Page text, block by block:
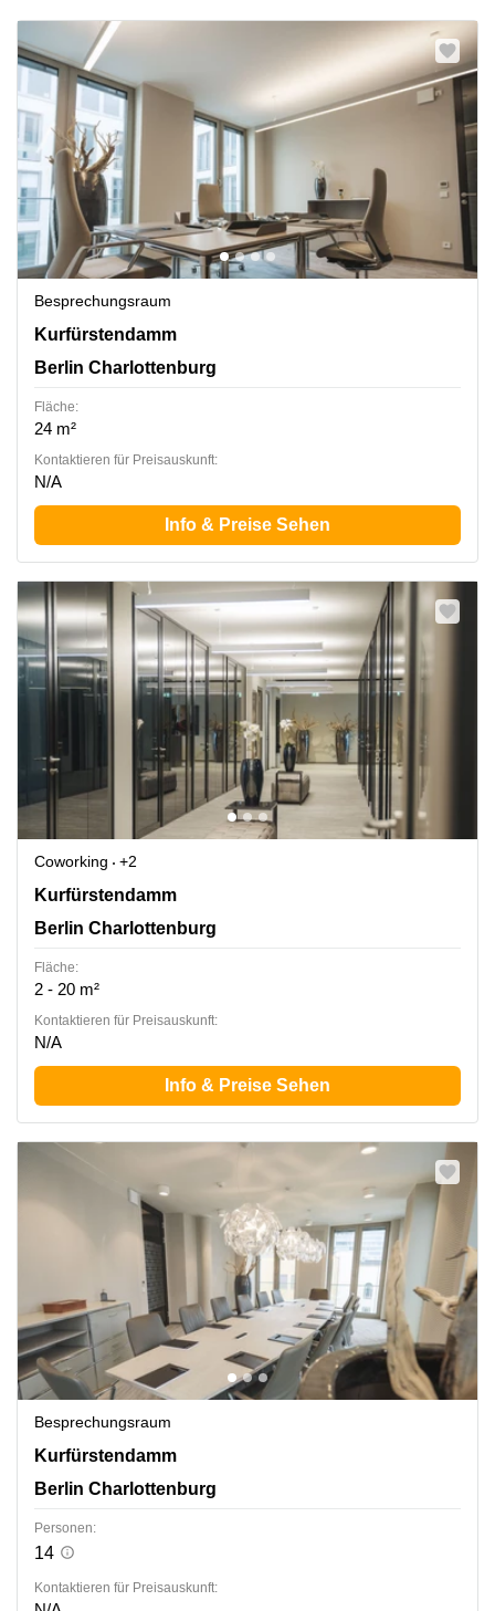
Besprechungsraum
Kurfürstendamm 14, Berlin Charlottenburg
Kurfürstendamm
Berlin Charlottenburg
Fläche:
24 m²
Kontaktieren für Preisauskunft:
N/A
Info & Preise Sehen
Coworking
+2
Kurfürstendamm 14, Berlin Charlottenburg
Kurfürstendamm
Berlin Charlottenburg
Fläche:
2 - 20 m²
Kontaktieren für Preisauskunft:
N/A
Info & Preise Sehen
Besprechungsraum
Kurfürstendamm 14, Berlin Charlottenburg
Kurfürstendamm
Berlin Charlottenburg
Personen:
14
Kontaktieren für Preisauskunft: